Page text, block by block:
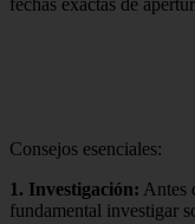
Consejos esenciales:
1. Investigación: Antes
fundamental investigar